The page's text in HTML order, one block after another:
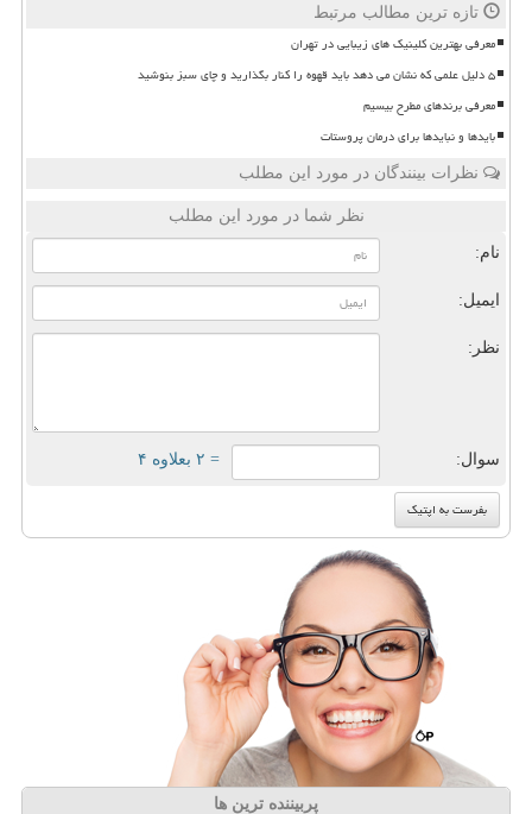
تازه ترین مطالب مرتبط
معرفی بهترین کلینیک های زیبایی در تهران
۵ دلیل علمی که نشان می دهد باید قهوه را کنار بگذارید و چای سبز بنوشید
معرفی برندهای مطرح بیسیم
بایدها و نبایدها برای درمان پروستات
نظرات بینندگان در مورد این مطلب
نظر شما در مورد این مطلب
نام:
ایمیل:
نظر:
سوال: = ۲ بعلاوه ۴
پربیننده ترین ها